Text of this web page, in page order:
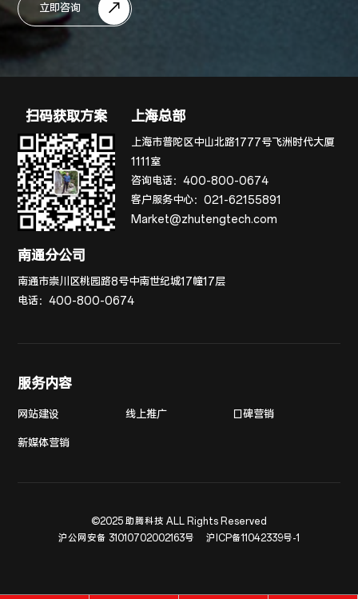
立即咨询
扫码获取方案 上海总部
上海市普陀区中山北路1777号飞洲时代大厦
1111室
咨询电话：400-800-0674
客户服务中心：021-62155891
Market@zhutengtech.com
南通分公司
南通市崇川区桃园路8号中南世纪城17幢17层
电话：400-800-0674
服务内容
网站建设 线上推广 口碑营销
新媒体营销
©2025 助腾科技 ALL Rights Reserved
沪公网安备 31010702002163号
沪ICP备11042339号-1